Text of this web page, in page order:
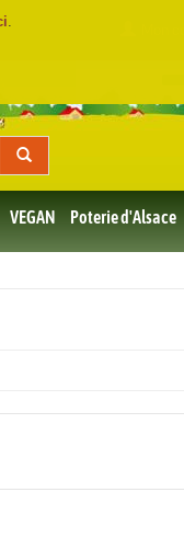
VEGAN Poterie d'Alsace
.